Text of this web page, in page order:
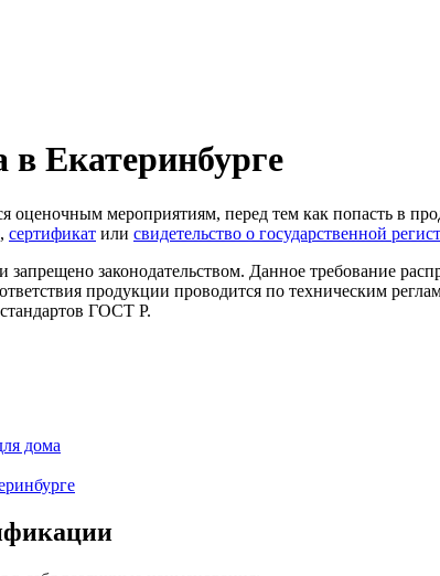
Екатеринбурге
мероприятиям, перед тем как попасть в
, сертификат или свидетельство о государственной
законодательством. Данное требование
продукции проводится по техническим
ГОСТ Р.
дома